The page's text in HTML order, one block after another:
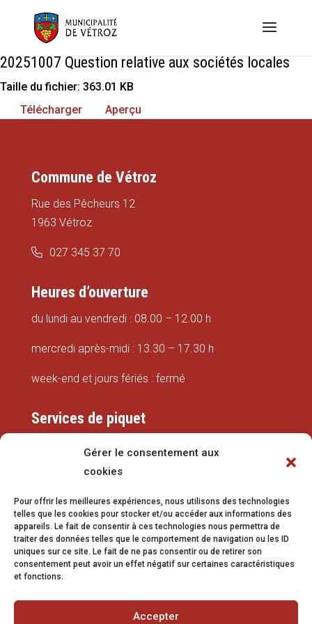
Gérer le consentement aux
cookies
Pour offrir les meilleures expériences, nous utilisons des technologies
telles que les cookies pour stocker et/ou accéder aux informations des
appareils. Le fait de consentir à ces technologies nous permettra de
traiter des données telles que le comportement de navigation ou les ID
uniques sur ce site. Le fait de ne pas consentir ou de retirer son
consentement peut avoir un effet négatif sur certaines caractéristiques
et fonctions.
Accepter
20251007 Question relative aux sociétés locales
Taille du fichier: 363.01 KB
Télécharger
Aperçu
Commune de Vétroz
Rue des Pêcheurs 12
1963 Vétroz
027 345 37 70
Heures d’ouverture
du lundi au vendredi : 08.00 – 12.00 h
mercredi après-midi : 13.30 – 17.30 h
week-end et jours fériés : fermé
Services de piquet
079 337 66 42
eaux@vetroz.ch
Travaux publics
079 213 92 08